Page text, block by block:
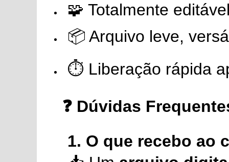
🧩 Totalmente
📦 Arquivo leve,
⏱️ Liberação rápida
❓ Dúvidas
1. O que recebo ao